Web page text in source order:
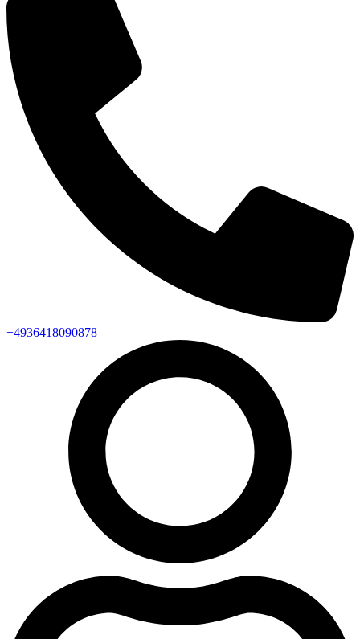
+4936418090878